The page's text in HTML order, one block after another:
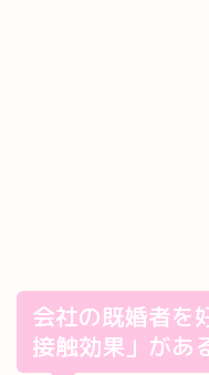
会社の既婚者を
接触効果」があ